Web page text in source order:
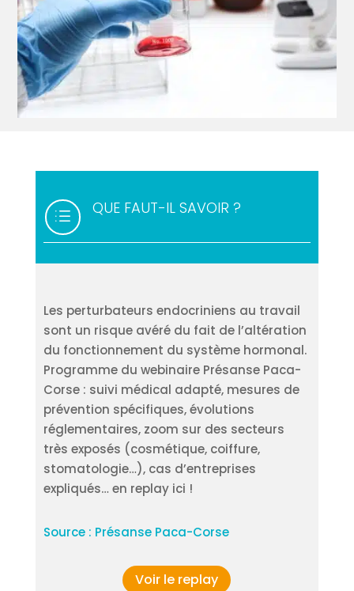
d QUE FAUT-IL SAVOIR ?
Les perturbateurs endocriniens au travail
sont un risque avéré du fait de l’altération
du fonctionnement du système hormonal.
Programme du webinaire Présanse Paca-
Corse : suivi médical adapté, mesures de
prévention spécifiques, évolutions
réglementaires, zoom sur des secteurs
très exposés (cosmétique, coiffure,
stomatologie…), cas d’entreprises
expliqués… en replay ici !
Source : Présanse Paca-Corse
Voir le replay